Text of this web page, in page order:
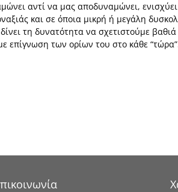
αντί να μας αποδυναμώνει, ενισχύει
και σε όποια μικρή ή μεγάλη
τη δυνατότητα να σχετιστούμε βαθιά
των ορίων του στο κάθε